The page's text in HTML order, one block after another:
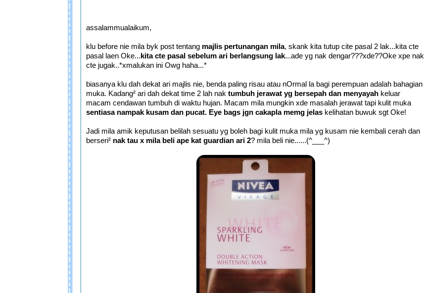
assalammualaikum,
klu before nie mila byk post tentang majlis pertunangan mila, skank kita tutup cite pasal 2 lak...kita cte
pasal laen Oke... kita cte pasal sebelum ari berlangsung lak...ade yg nak dengar???xde??Oke xpe nak
cte jugak..*xmalukan ini Owg haha...*
biasanya klu dah dekat ari majlis nie, benda paling risau atau nOrmal la bagi perempuan adalah bahagian
muka. Kadang² ari dah dekat time 2 lah nak tumbuh jerawat yg bersepah dan menyayah keluar
macam cendawan tumbuh di waktu hujan. Macam mila mungkin xde masalah jerawat tapi kulit muka
sentiasa nampak kusam dan pucat. Eye bags jgn cakapla memg jelas kelihatan buwuk sgt Oke!
Jadi mila amik keputusan belilah sesuatu yg boleh bagi kulit muka mila yg kusam nie kembali cerah dan
berseri² nak tau x mila beli ape kat guardian ari 2? mila beli nie......(^___^)